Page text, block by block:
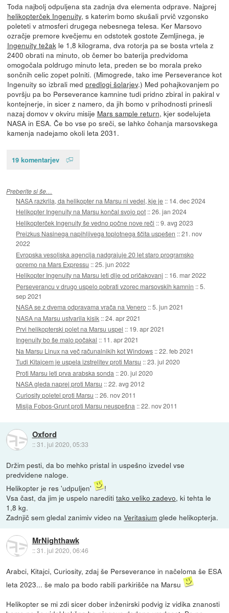
Toda najbolj odpuljena sta zadnja dva elementa odprave. Najprej
helikopterček Ingenuity, s katerim bomo skušali prvič vzgonsko
poleteti v atmosferi drugega nebesnega telesa. Ker Marsovo
ozračje premore kvečjemu en odstotek gostote Zemljinega, je
Ingenuity težak le 1,8 kilograma, dva rotorja pa se bosta vrtela z
2400 obrati na minuto, ob čemer bo baterija predvidoma
omogočala poldrugo minuto leta, preden se bo morala preko
sončnih celic zopet polniti. (Mimogrede, tako ime Perseverance kot
Ingenuity so izbrali med predlogi šolarjev.) Med pohajkovanjem po
površju pa bo Perseverance kamnine tudi pridno zbiral in pakiral v
kontejnerje, in sicer z namero, da jih bomo v prihodnosti prinesli
nazaj domov v okviru misije Mars sample return, kjer sodelujeta
NASA in ESA. Če bo vse po sreči, se lahko čohanja marsovskega
kamenja nadejamo okoli leta 2031.
19 komentarjev
Preberite si še…
NASA razkrila, da helikopter na Marsu ni vedel, kje je :: 14. dec 2024
Helikopter Ingenuity na Marsu končal svojo pot ::26. jan 2024
Helikopterček Ingenuity še vedno počne nove reči ::9. avg 2023
Preizkus Nasinega napihljivega toplotnega ščita uspešen ::21. nov
2022
Evropska vesoljska agencija nadgrajuje 20 let staro programsko
opremo na Mars Expressu ::25. jun 2022
Helikopter Ingenuity na Marsu leti dlje od pričakovanj :: 16. mar 2022
Perseverancu v drugo uspelo pobrati vzorec marsovskih kamnin ::5.
sep 2021
NASA se z dvema odpravama vrača na Venero ::5. jun 2021
NASA na Marsu ustvarila kisik ::24. apr 2021
Prvi helikopterski polet na Marsu uspel :: 19. apr 2021
Ingenuity bo še malo počakal :: 11. apr 2021
Na Marsu Linux na več računalnikih kot Windows ::22. feb 2021
Tudi Kitajcem je uspela izstrelitev proti Marsu ::23. jul 2020
Proti Marsu leti prva arabska sonda ::20. jul 2020
NASA gleda naprej proti Marsu ::22. avg 2012
Curiosity poletel proti Marsu ::26. nov 2011
Misija Fobos-Grunt proti Marsu neuspešna ::22. nov 2011
Oxford
::31. jul 2020, 05:33
Držim pesti, da bo mehko pristal in uspešno izvedel vse
predvidene naloge.
Helikopter je res 'udpuljen'
!
Vsa čast, da jim je uspelo naredititako veliko zadevo, ki tehta le
1,8 kg.
Zadnjič sem gledal zanimiv video naVeritasium glede helikopterja.
MrNighthawk
::31. jul 2020, 06:46
Arabci, Kitajci, Curiosity, zdaj še Perseverance in načeloma še ESA
leta 2023... še malo pa bodo rabili parkirišče na Marsu
Helikopter se mi zdi sicer dober inženirski podvig iz vidika znanosti